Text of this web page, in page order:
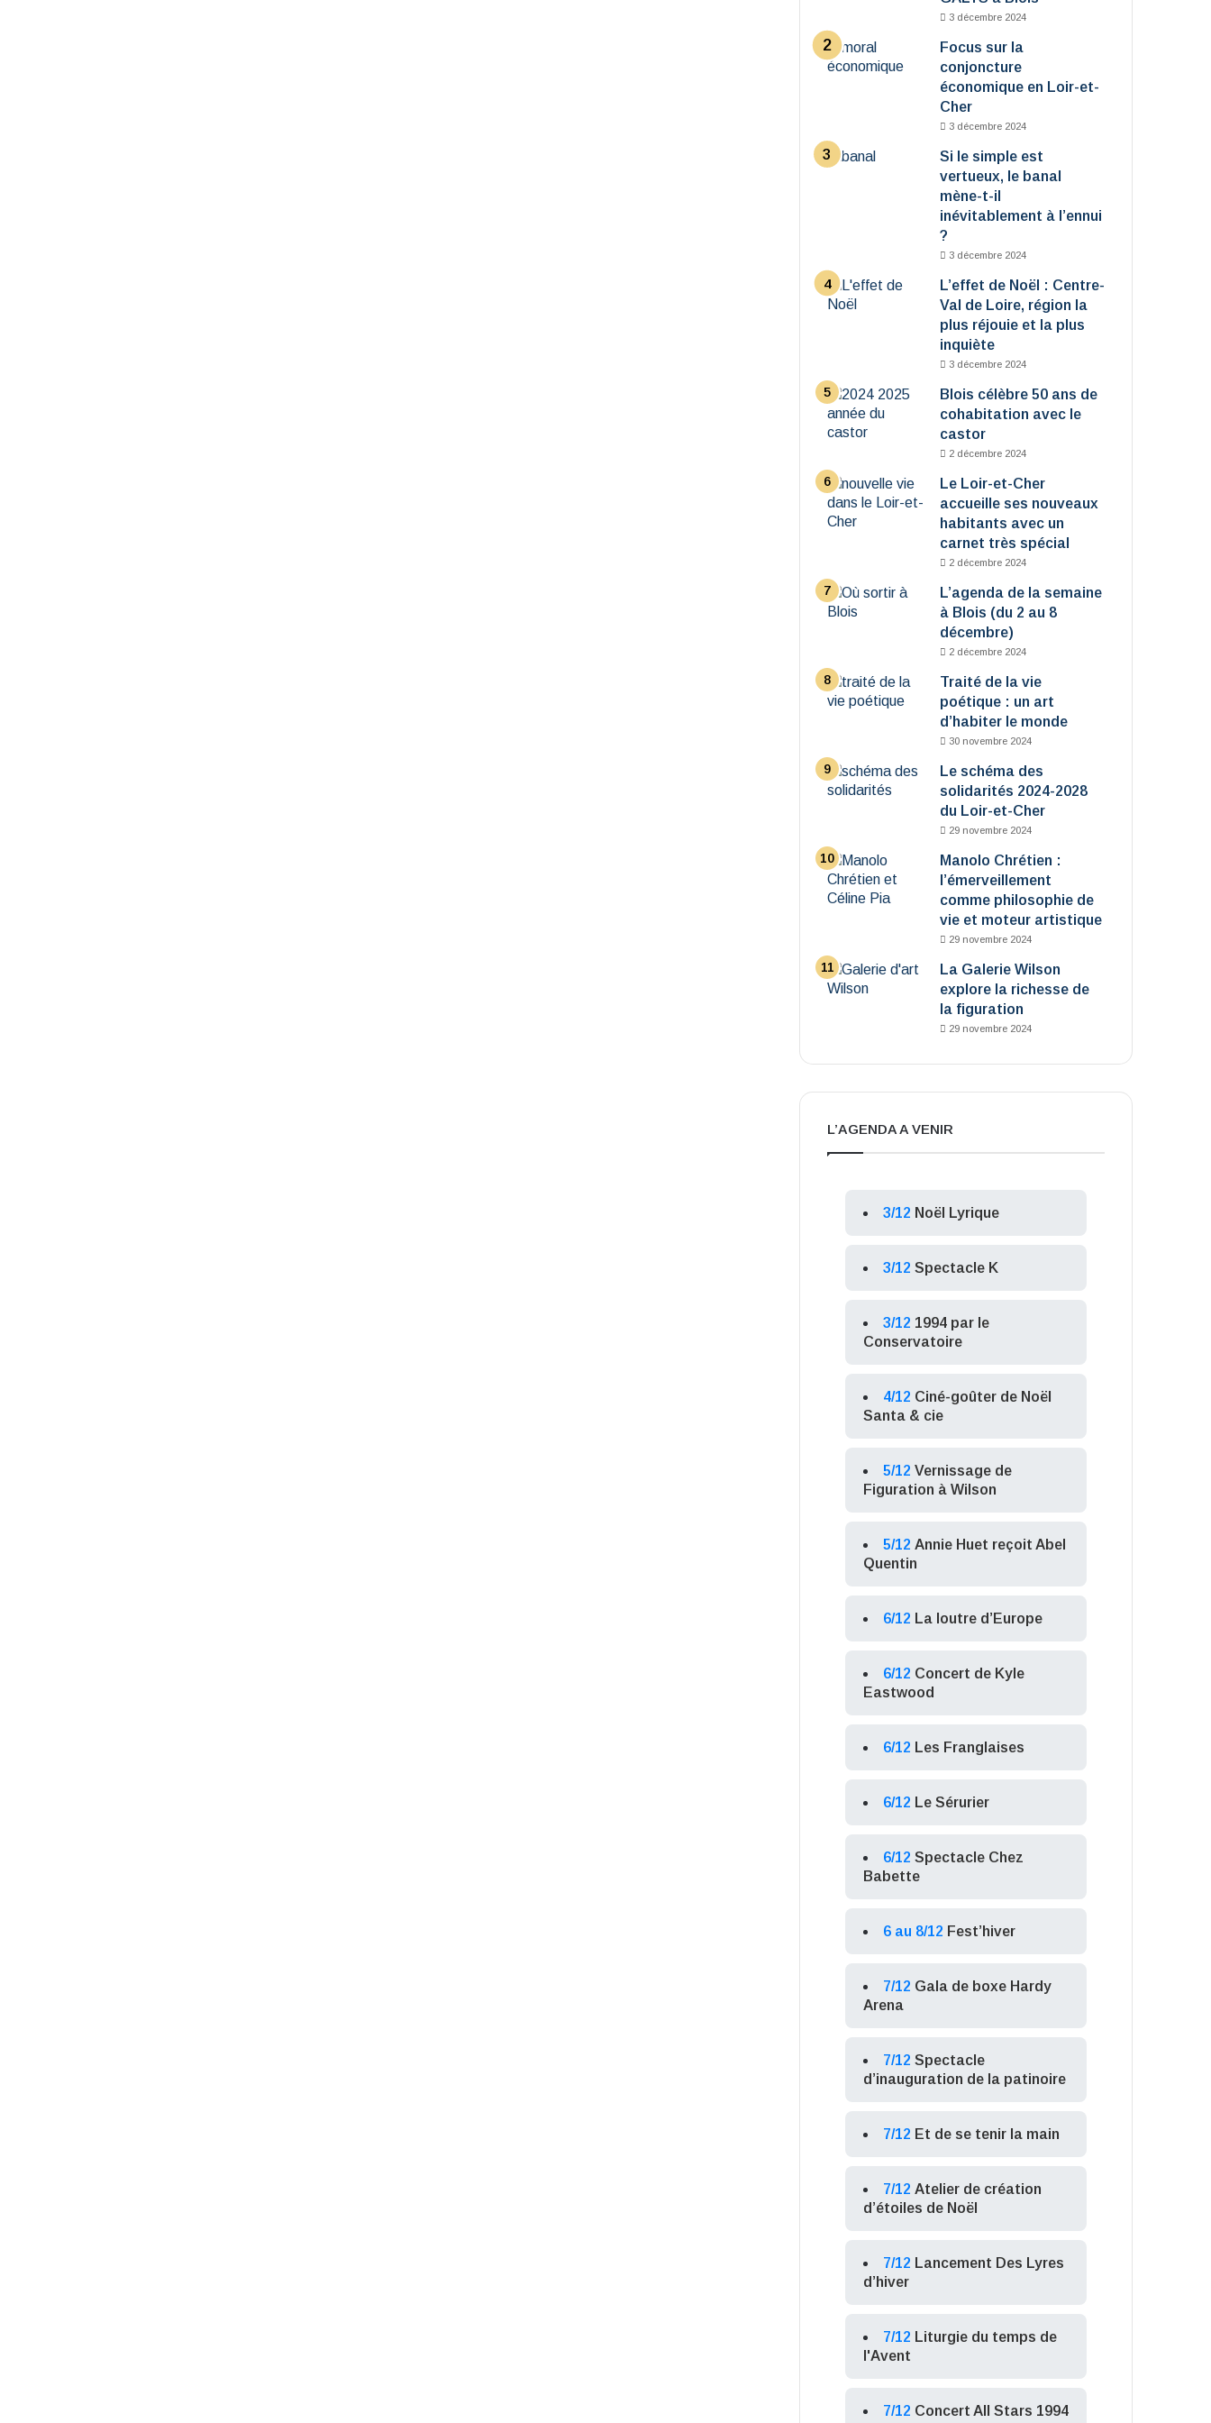
3 décembre 2024
Focus sur la
conjoncture
économique en Loir-et-
Cher
3 décembre 2024
Si le simple est
vertueux, le banal
mène-t-il
inévitablement à l’ennui
?
3 décembre 2024
L’effet de Noël : Centre-
Val de Loire, région la
plus réjouie et la plus
inquiète
3 décembre 2024
Blois célèbre 50 ans de
cohabitation avec le
castor
2 décembre 2024
Le Loir-et-Cher
accueille ses nouveaux
habitants avec un
carnet très spécial
2 décembre 2024
L’agenda de la semaine
à Blois (du 2 au 8
décembre)
2 décembre 2024
Traité de la vie
poétique : un art
d’habiter le monde
30 novembre 2024
Le schéma des
solidarités 2024-2028
du Loir-et-Cher
29 novembre 2024
Manolo Chrétien :
l’émerveillement
comme philosophie de
vie et moteur artistique
29 novembre 2024
La Galerie Wilson
explore la richesse de
la figuration
29 novembre 2024
L’AGENDA A VENIR
3/12 Noël Lyrique
3/12 Spectacle K
3/12 1994 par le
Conservatoire
4/12 Ciné-goûter de Noël
Santa & cie
5/12 Vernissage de
Figuration à Wilson
5/12 Annie Huet reçoit Abel
Quentin
6/12 La loutre d’Europe
6/12 Concert de Kyle
Eastwood
6/12 Les Franglaises
6/12 Le Sérurier
6/12 Spectacle Chez
Babette
6 au 8/12 Fest’hiver
7/12 Gala de boxe Hardy
Arena
7/12 Spectacle
d’inauguration de la patinoire
7/12 Et de se tenir la main
7/12 Atelier de création
d’étoiles de Noël
7/12 Lancement Des Lyres
d’hiver
7/12 Liturgie du temps de
l'Avent
7/12 Concert All Stars 1994